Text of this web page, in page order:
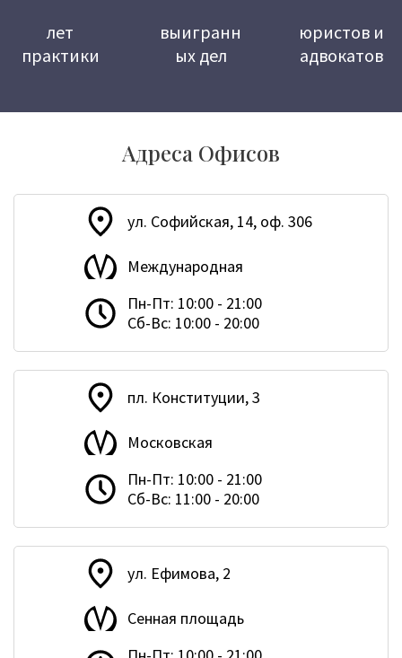
лет
практики
выигранн
ых дел
юристов и
адвокатов
Адреса Офисов
ул. Софийская, 14, оф. 306
Международная
Пн-Пт: 10:00 - 21:00
Сб-Вс: 10:00 - 20:00
пл. Конституции, 3
Московская
Пн-Пт: 10:00 - 21:00
Сб-Вс: 11:00 - 20:00
ул. Ефимова, 2
Сенная площадь